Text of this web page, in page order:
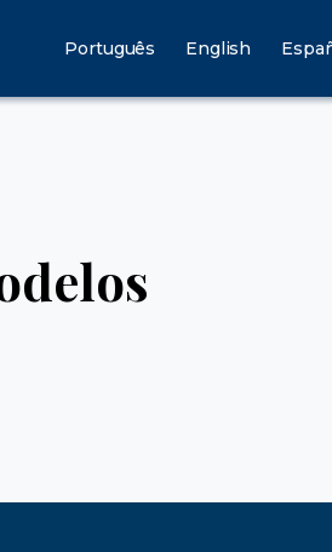
Português English